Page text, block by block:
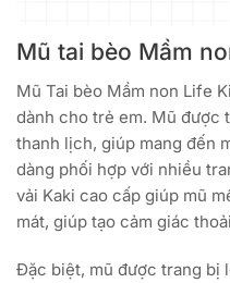
Mũ tai bèo Mầm
Mũ Tai bèo Mầm non Life
dành cho trẻ em. Mũ được
thanh lịch, giúp mang đến
dàng phối hợp với nhiều
vải Kaki cao cấp giúp mũ
mát, giúp tạo cảm giác
Đặc biệt, mũ được trang bị